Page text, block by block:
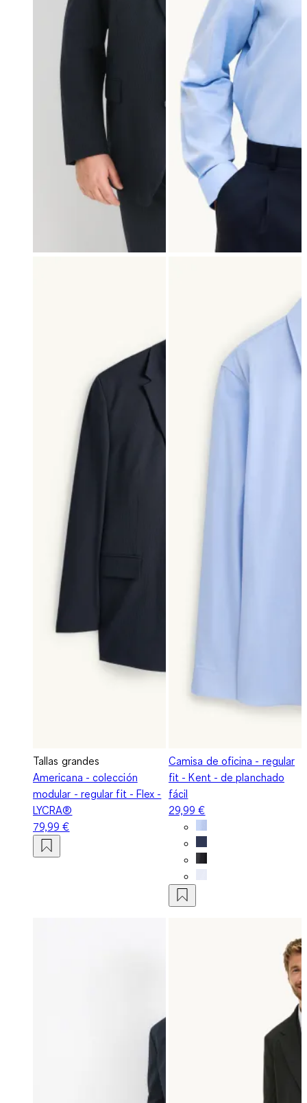
Tallas grandes
Americana - colección
modular - regular fit - Flex -
LYCRA®
79,99 €
Camisa de oficina - regular
fit - Kent - de planchado
fácil
29,99 €